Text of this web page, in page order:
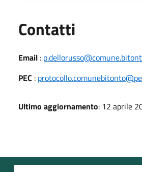
Contatti
Email :
PEC :
Ultimo aggiornamento: 12 aprile